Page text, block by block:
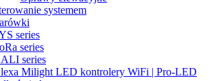
systemem
series
series
series
Milight LED kontrolery WiFi | Pro-LED